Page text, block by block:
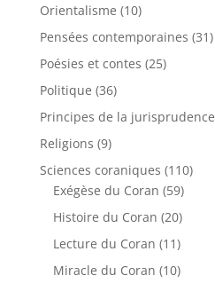
Orientalisme (10)
Pensées contemporaines (31)
Poésies et contes (25)
Politique (36)
Principes de la jurisprudence
Religions (9)
Sciences coraniques (110)
Exégèse du Coran (59)
Histoire du Coran (20)
Lecture du Coran (11)
Miracle du Coran (10)